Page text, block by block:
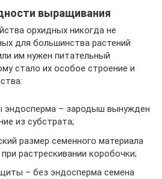
выращивания
орхидных никогда не
для большинства растений
им нужен питательный
стало их особое строение и
эндосперма – зародыш вынужден
из субстрата;
размер семенного материала
растрескивании коробочки;
– без эндосперма семена